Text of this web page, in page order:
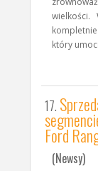
wielkości.
który
17.
Ford
(Newsy)